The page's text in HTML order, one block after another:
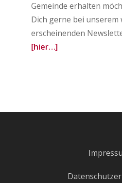
Gemeinde erhalten
Dich gerne bei unserem
erscheinenden
[hier…]